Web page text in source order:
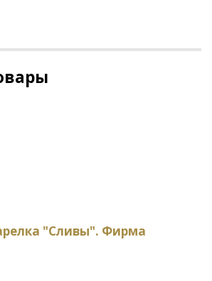
"Сливы". Фирма